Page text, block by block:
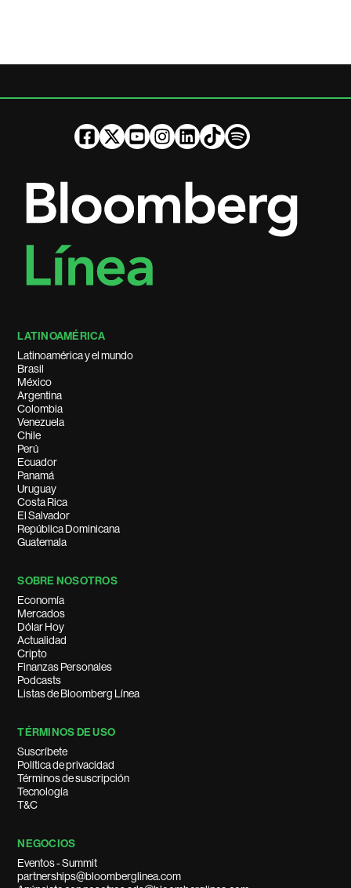
LATINOAMÉRICA
Latinoamérica y el mundo
Brasil
México
Argentina
Colombia
Venezuela
Chile
Perú
Ecuador
Panamá
Uruguay
Costa Rica
El Salvador
República Dominicana
Guatemala
SOBRE NOSOTROS
Economía
Mercados
Dólar Hoy
Actualidad
Cripto
Finanzas Personales
Podcasts
Listas de Bloomberg Línea
TÉRMINOS DE USO
Suscríbete
Política de privacidad
Términos de suscripción
Tecnología
T&C
NEGOCIOS
Eventos - Summit
partnerships@bloomberglinea.com